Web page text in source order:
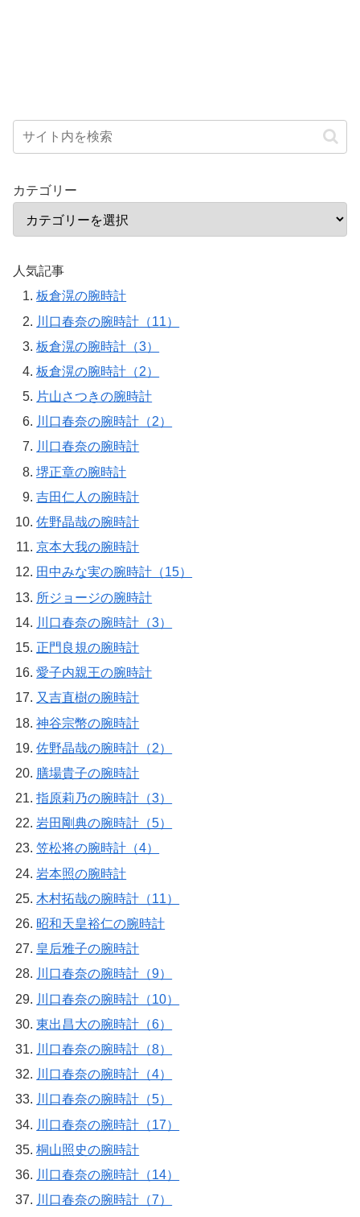
カテゴリー
人気記事
板倉滉の腕時計
川口春奈の腕時計（11）
板倉滉の腕時計（3）
板倉滉の腕時計（2）
片山さつきの腕時計
川口春奈の腕時計（2）
川口春奈の腕時計
堺正章の腕時計
吉田仁人の腕時計
佐野晶哉の腕時計
京本大我の腕時計
田中みな実の腕時計（15）
所ジョージの腕時計
川口春奈の腕時計（3）
正門良規の腕時計
愛子内親王の腕時計
又吉直樹の腕時計
神谷宗幣の腕時計
佐野晶哉の腕時計（2）
膳場貴子の腕時計
指原莉乃の腕時計（3）
岩田剛典の腕時計（5）
笠松将の腕時計（4）
岩本照の腕時計
木村拓哉の腕時計（11）
昭和天皇裕仁の腕時計
皇后雅子の腕時計
川口春奈の腕時計（9）
川口春奈の腕時計（10）
東出昌大の腕時計（6）
川口春奈の腕時計（8）
川口春奈の腕時計（4）
川口春奈の腕時計（5）
川口春奈の腕時計（17）
桐山照史の腕時計
川口春奈の腕時計（14）
川口春奈の腕時計（7）